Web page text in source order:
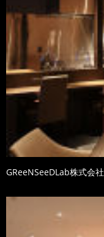
GReeNSeeDLab株式会